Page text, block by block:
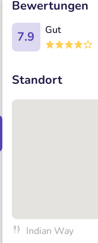
Bewertungen
7.9
Gut
Standort
Indian Way